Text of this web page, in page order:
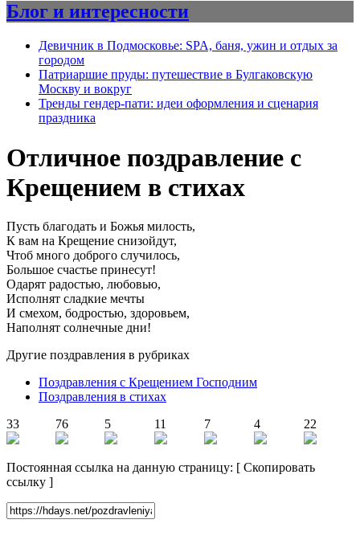
Блог и интересности
Девичник в Подмосковье: SPA, баня, ужин и отдых за
городом
Патриаршие пруды: путешествие в Булгаковскую
Москву и вокруг
Тренды гендер-пати: идеи оформления и сценария
праздника
Отличное поздравление с
Крещением в стихах
Пусть благодать и Божья милость,
К вам на Крещение снизойдут,
Чтоб много доброго случилось,
Большое счастье принесут!
Одарят радостью, любовью,
Исполнят сладкие мечты
И смехом, бодростью, здоровьем,
Наполнят солнечные дни!
Другие поздравления в рубриках
Поздравления с Крещением Господним
Поздравления в стихах
33
76 5 11 7 4 22
Постоянная ссылка на данную страницу: [ Скопировать
ссылку ]